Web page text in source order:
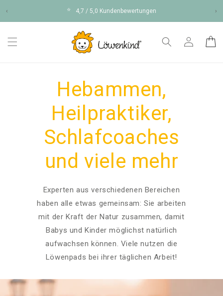
Inhalt
‹ ⭐ 4,7 / 5,0 Kundenbewertungen ›
Einloggen
Hebammen,
Heilpraktiker,
Schlafcoaches
und viele mehr
Experten aus verschiedenen Bereichen
haben alle etwas gemeinsam: Sie arbeiten
mit der Kraft der Natur zusammen, damit
Babys und Kinder möglichst natürlich
aufwachsen können. Viele nutzen die
Löwenpads bei ihrer täglichen Arbeit!